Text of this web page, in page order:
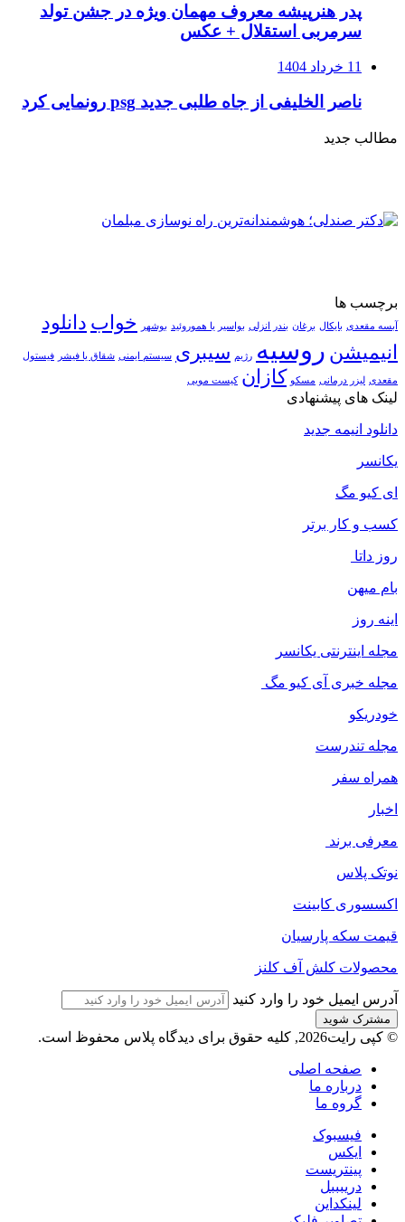
پدر هنرپیشه معروف مهمان ویژه در جشن تولد
سرمربی استقلال + عکس
11 خرداد 1404
ناصر الخلیفی از جاه طلبی جدید psg رونمایی کرد
مطالب جدید
برچسب ها
آبسه مقعدی بایکال برغان بندر انزلی بواسیر یا هموروئید بوشهر خواب دانلود
انیمیشن روسیه رژیم سیبری سیستم ایمنی شقاق یا فیشر فیستول
مقعدی لیزر درمانی مسکو کازان کیست مویی
لینک های پیشنهادی
دانلود انیمه جدید
یکانسر
ای کیو مگ
کسب و کار برتر
روز داتا
بام میهن
اینه روز
مجله اینترنتی یکانسر
مجله خبری آی کیو مگ
خودریکو
مجله‌ تندرست
همراه سفر
اخبار
معرفی برند
نوتک پلاس
اکسسوری کابینت
قیمت سکه پارسیان
محصولات کلش آف کلنز
آدرس ایمیل خود را وارد کنید
© کپی رایت2026, کلیه حقوق برای دیدگاه پلاس محفوظ است.
صفحه اصلی
درباره ما
گروه ما
فیسبوک
ایکس
پینتریست
دریبببل
لینکداین